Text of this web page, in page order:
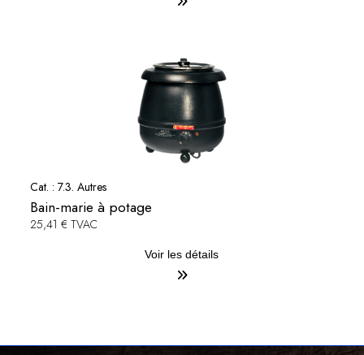
Cat. : 7.3. Autres
Bain-marie à potage
25,41 € TVAC
Voir les détails